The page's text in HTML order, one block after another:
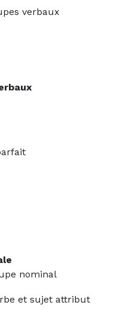
verbaux
nominal
et sujet attribut